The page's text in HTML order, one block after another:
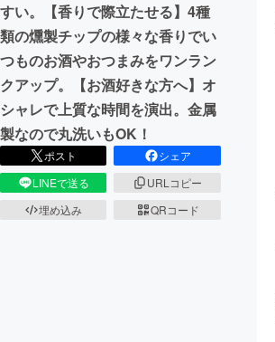
CAMPFIRE for Social Good
CAMPFIREふるさと納税machi-ya
すい。【香りで際立たせる】4種
類の燻製チップの様々な香りでい
つものお酒やおつまみをワンラン
クアップ。【お酒好きな方へ】オ
シャレで上質な時間を演出。金属
製なので丸洗いもOK！
ポスト
シェア
LINEで送る
URLコピー
埋め込み
QRコード